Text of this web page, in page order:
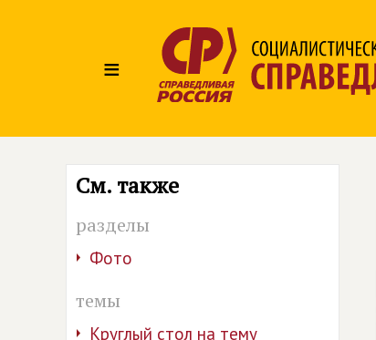
≡
См. также
разделы
Фото
темы
Круглый стол на тему